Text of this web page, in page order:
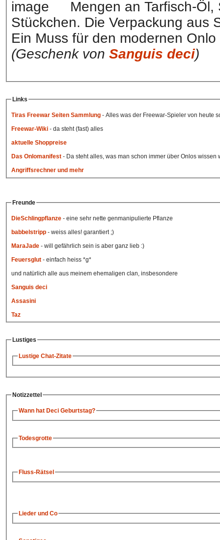
Mengen an Tarfisch-
Stückchen. Die Verpackung aus
Ein Muss für den modernen
(Geschenk von Sanguis deci)
Links
Tiras Freewar Seiten Sammlung - Alles was der Freewar-Spieler von heute
Freewar-Wiki - da steht (fast) alles
aktuelle Shoppreise
Das Onlomanifest - Da steht alles, was man schon immer über Onlos wissen
Angriffsrechner und mehr
Freunde
DieSchlingpflanze - eine sehr nette genmanipulierte Pflanze
babbelstripp - weiss alles! garantiert ;)
MaraJade - will gefährlich sein is aber ganz lieb :)
Feuersglut - einfach heiss *g*
und natürlich alle aus meinem ehemaligen clan, insbesondere
Sanguis deci
Assasini
Taz
Lustiges
Lustige Chat-Zitate
Notizzettel
Wann hat Deci Geburtstag?
Todesgrotte
Fluss-Rätsel
Lieder und Co